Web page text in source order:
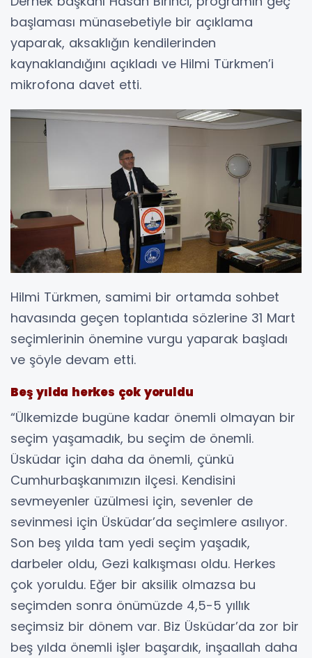
başlaması münasebetiyle bir açıklama
yaparak, aksaklığın kendilerinden
kaynaklandığını açıkladı ve Hilmi Türkmen’i
mikrofona davet etti.
Hilmi Türkmen, samimi bir ortamda sohbet
havasında geçen toplantıda sözlerine 31 Mart
seçimlerinin önemine vurgu yaparak başladı
ve şöyle devam etti.
Beş yılda herkes çok yoruldu
“Ülkemizde bugüne kadar önemli olmayan bir
seçim yaşamadık, bu seçim de önemli.
Üsküdar için daha da önemli, çünkü
Cumhurbaşkanımızın ilçesi. Kendisini
sevmeyenler üzülmesi için, sevenler de
sevinmesi için Üsküdar’da seçimlere asılıyor.
Son beş yılda tam yedi seçim yaşadık,
darbeler oldu, Gezi kalkışması oldu. Herkes
çok yoruldu. Eğer bir aksilik olmazsa bu
seçimden sonra önümüzde 4,5-5 yıllık
seçimsiz bir dönem var. Biz Üsküdar’da zor bir
beş yılda önemli işler başardık, inşaallah daha